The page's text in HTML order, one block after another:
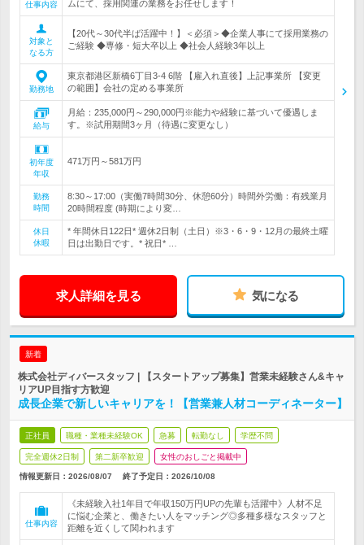
仕事内容
ムにて、採用関連の業務をお任せします！
対象と
なる方
【20代～30代半ば活躍中！】＜必須＞◆企業人事にて採用業務の
ご経験 ◆専修・短大卒以上 ◆社会人経験3年以上
勤務地
東京都港区新橋6丁目3-4 6階 【雇入れ直後】上記事業所 【変更
の範囲】会社の定める事業所
給与
月給：235,000円～290,000円※能力や経験に基づいて優遇しま
す。※試用期間3ヶ月（待遇に変更なし）
初年度
年収
471万円～581万円
勤務
時間
8:30～17:00（実働7時間30分、休憩60分）時間外労働：有残業月
20時間程度 (時期により変…
休日
休暇
* 年間休日122日* 週休2日制（土日）※3・6・9・12月の最終土曜
日は出勤日です。* 祝日* …
求人詳細を見る 気になる
新着
株式会社ディバースタッフ | 【スタートアップ募集】営業未経験さん&キャ
リアUP目指す方歓迎
成長企業で新しいキャリアを！【営業兼人材コーディネーター】
正社員 職種・業種未経験OK 急募 転勤なし 学歴不問
完全週休2日制 第二新卒歓迎 女性のおしごと掲載中
情報更新日：2026/08/07 終了予定日： 2026/10/08
仕事内容
《未経験入社1年目で年収150万円UPの先輩も活躍中》人材不足
に悩む企業と、働きたい人をマッチング◎多種多様なスタッフと
距離を近くして関われます